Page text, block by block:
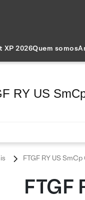
XP 2026Quem somos
RY US
FTGF RY US
FTGF